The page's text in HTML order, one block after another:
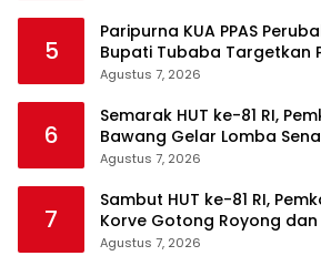
5
Paripurna KUA PPAS
Bupati Tubaba Targetkan
Daerah Rp820,3 Miliar
Agustus 7, 2026
6
Semarak HUT ke-81 RI,
Bawang Gelar Lomba
Agustus 7, 2026
7
Sambut HUT ke-81 RI,
Korve Gotong Royong dan
Serentak
Agustus 7, 2026